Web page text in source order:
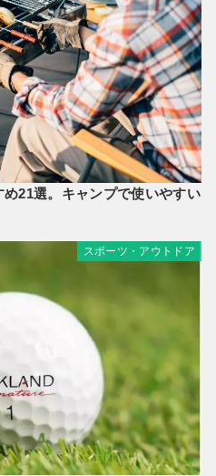
21選。キャンプで使いやすい
スポーツ・アウトドア